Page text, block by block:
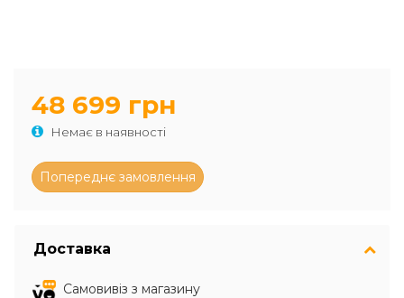
48 699 грн
Немає в наявності
Доставка
Самовивіз з магазину